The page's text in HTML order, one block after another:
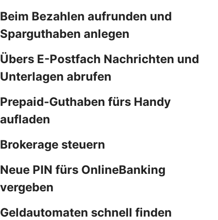
Beim Bezahlen aufrunden und
Sparguthaben anlegen
Übers E-Postfach Nachrichten und
Unterlagen abrufen
Prepaid-Guthaben fürs Handy
aufladen
Brokerage steuern
Neue PIN fürs OnlineBanking
vergeben
Geldautomaten schnell finden